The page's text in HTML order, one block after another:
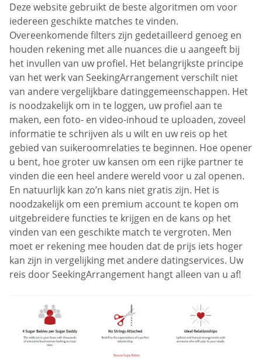
Deze website gebruikt de beste algoritmen om voor
iedereen geschikte matches te vinden.
Overeenkomende filters zijn gedetailleerd genoeg en
houden rekening met alle nuances die u aangeeft bij
het invullen van uw profiel. Het belangrijkste principe
van het werk van SeekingArrangement verschilt niet
van andere vergelijkbare datinggemeenschappen. Het
is noodzakelijk om in te loggen, uw profiel aan te
maken, een foto- en video-inhoud te uploaden, zoveel
informatie te schrijven als u wilt en uw reis op het
gebied van suikeroomrelaties te beginnen. Hoe opener
u bent, hoe groter uw kansen om een rijke partner te
vinden die een heel andere wereld voor u zal openen.
En natuurlijk kan zo’n kans niet gratis zijn. Het is
noodzakelijk om een premium account te kopen om
uitgebreidere functies te krijgen en de kans op het
vinden van een geschikte match te vergroten. Men
moet er rekening mee houden dat de prijs iets hoger
kan zijn in vergelijking met andere datingservices. Uw
reis door SeekingArrangement hangt alleen van u af!